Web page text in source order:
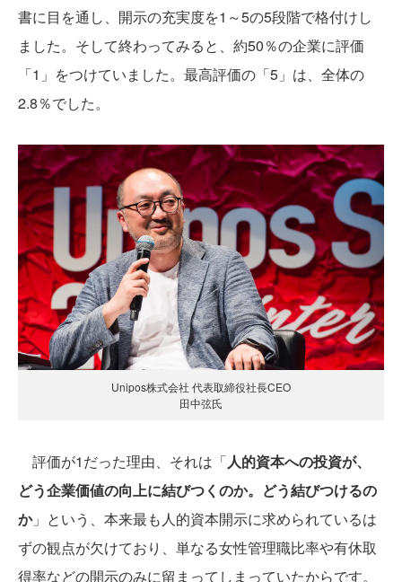
書に目を通し、開示の充実度を1～5の5段階で格付けし
ました。そして終わってみると、約50％の企業に評価
「1」をつけていました。最高評価の「5」は、全体の
2.8％でした。
Unipos株式会社 代表取締役社長CEO
田中弦氏
評価が1だった理由、それは「人的資本への投資が、
どう企業価値の向上に結びつくのか。どう結びつけるの
か」という、本来最も人的資本開示に求められているは
ずの観点が欠けており、単なる女性管理職比率や有休取
得率などの開示のみに留まってしまっていたからです。